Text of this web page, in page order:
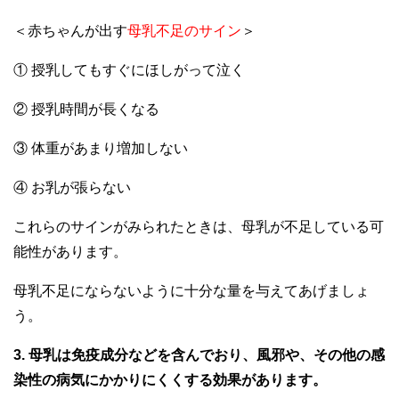
＜赤ちゃんが出す母乳不足のサイン ＞
① 授乳してもすぐにほしがって泣く
② 授乳時間が長くなる
③ 体重があまり増加しない
④ お乳が張らない
これらのサインがみられたときは、母乳が不足している可
能性があります。
母乳不足にならないように十分な量を与えてあげましょ
う。
3. 母乳は免疫成分などを含んでおり、風邪や、その他の感
染性の病気にかかりにくくする効果があります。